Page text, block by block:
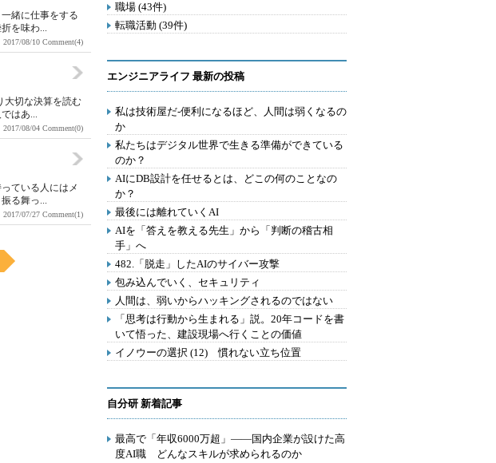
緒に仕事をする
を味わ...
2017/08/10 Comment(4)
大切な決算を読む
はあ...
2017/08/04 Comment(0)
ている人にはメ
る舞っ...
2017/07/27 Comment(1)
職場 (43件)
転職活動 (39件)
エンジニアライフ 最新の投稿
私は技術屋だ-便利になるほど、人間は弱くなるの
か
私たちはデジタル世界で生きる準備ができている
のか？
AIにDB設計を任せるとは、どこの何のことなの
か？
最後には離れていくAI
AIを「答えを教える先生」から「判断の稽古相
手」へ
482.「脱走」したAIのサイバー攻撃
包み込んでいく、セキュリティ
人間は、弱いからハッキングされるのではない
「思考は行動から生まれる」説。20年コードを書
いて悟った、建設現場へ行くことの価値
イノウーの選択 (12) 慣れない立ち位置
自分研 新着記事
最高で「年収6000万超」――国内企業が設けた高
度AI職 どんなスキルが求められるのか